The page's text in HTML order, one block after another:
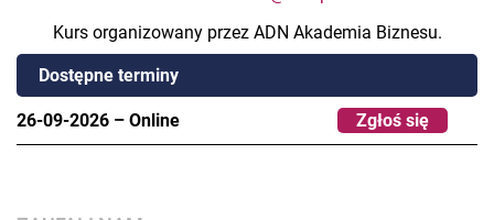
Kurs organizowany przez ADN Akademia Biznesu.
Dostępne terminy
26-09-2026 – Online Zgłoś się